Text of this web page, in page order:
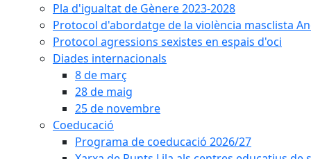
Pla d'igualtat de Gènere 2023-2028
Protocol d'abordatge de la violència masclista
Protocol agressions sexistes en espais d'oci
Diades internacionals
8 de març
28 de maig
25 de novembre
Coeducació
Programa de coeducació 2026/27